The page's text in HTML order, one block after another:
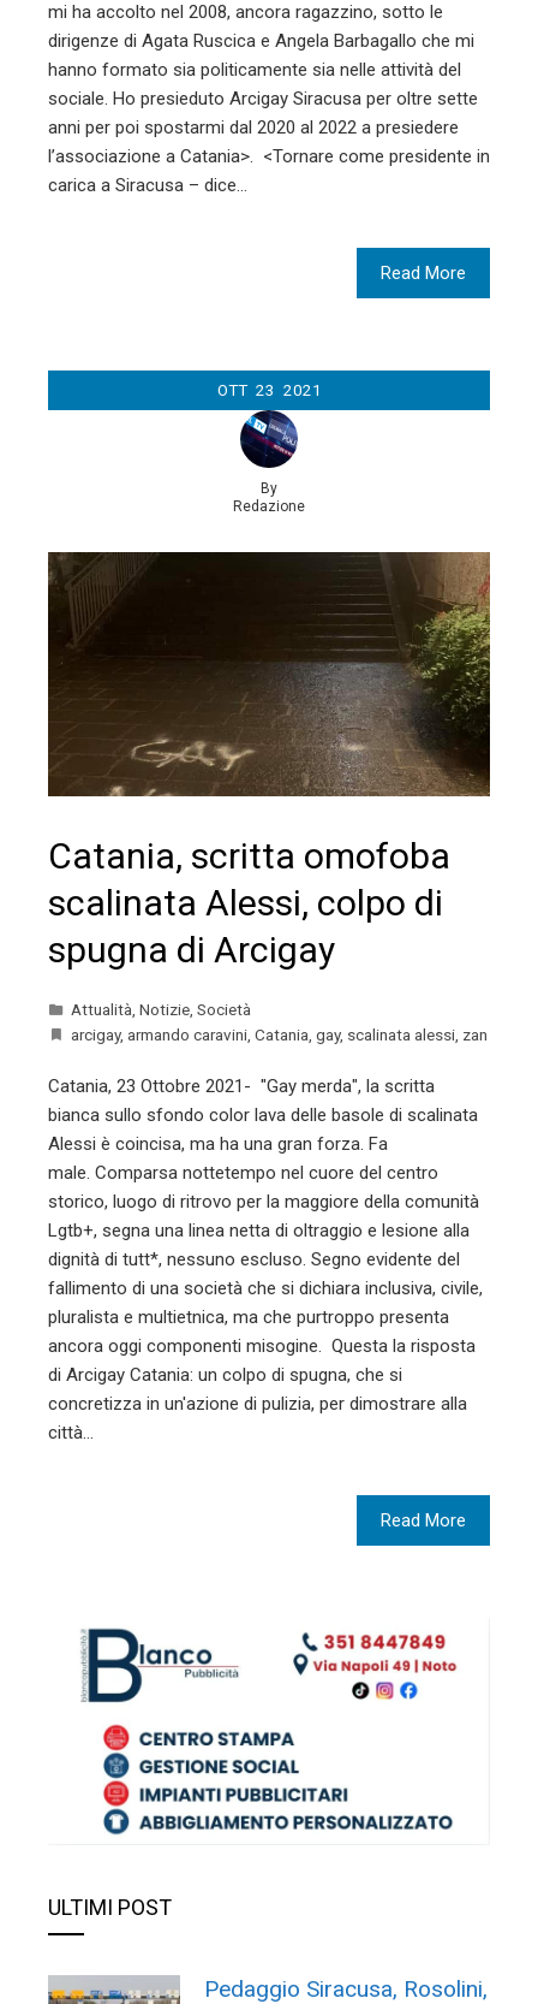
mi ha accolto nel 2008, ancora ragazzino, sotto le
dirigenze di Agata Ruscica e Angela Barbagallo che mi
hanno formato sia politicamente sia nelle attività del
sociale. Ho presieduto Arcigay Siracusa per oltre sette
anni per poi spostarmi dal 2020 al 2022 a presiedere
l’associazione a Catania>. <Tornare come presidente in
carica a Siracusa – dice…
Read More
OTT 23 2021
By
Redazione
Catania, scritta omofoba
scalinata Alessi, colpo di
spugna di Arcigay
Attualità Notizie Società
arcigay, armando caravini Catania gay, scalinata alessi zan
Catania, 23 Ottobre 2021- "Gay merda", la scritta
bianca sullo sfondo color lava delle basole di scalinata
Alessi è coincisa, ma ha una gran forza. Fa
male. Comparsa nottetempo nel cuore del centro
storico, luogo di ritrovo per la maggiore della comunità
Lgtb+, segna una linea netta di oltraggio e lesione alla
dignità di tutt*, nessuno escluso. Segno evidente del
fallimento di una società che si dichiara inclusiva, civile,
pluralista e multietnica, ma che purtroppo presenta
ancora oggi componenti misogine. Questa la risposta
di Arcigay Catania: un colpo di spugna, che si
concretizza in un'azione di pulizia, per dimostrare alla
città…
Read More
ULTIMI POST
Pedaggio Siracusa, Rosolini,